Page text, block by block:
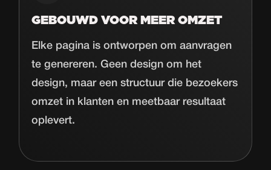
GEBOUWD VOOR MEER OMZET
Elke pagina is ontworpen om aanvragen
te genereren. Geen design om het
design, maar een structuur die bezoekers
omzet in klanten en meetbaar resultaat
oplevert.